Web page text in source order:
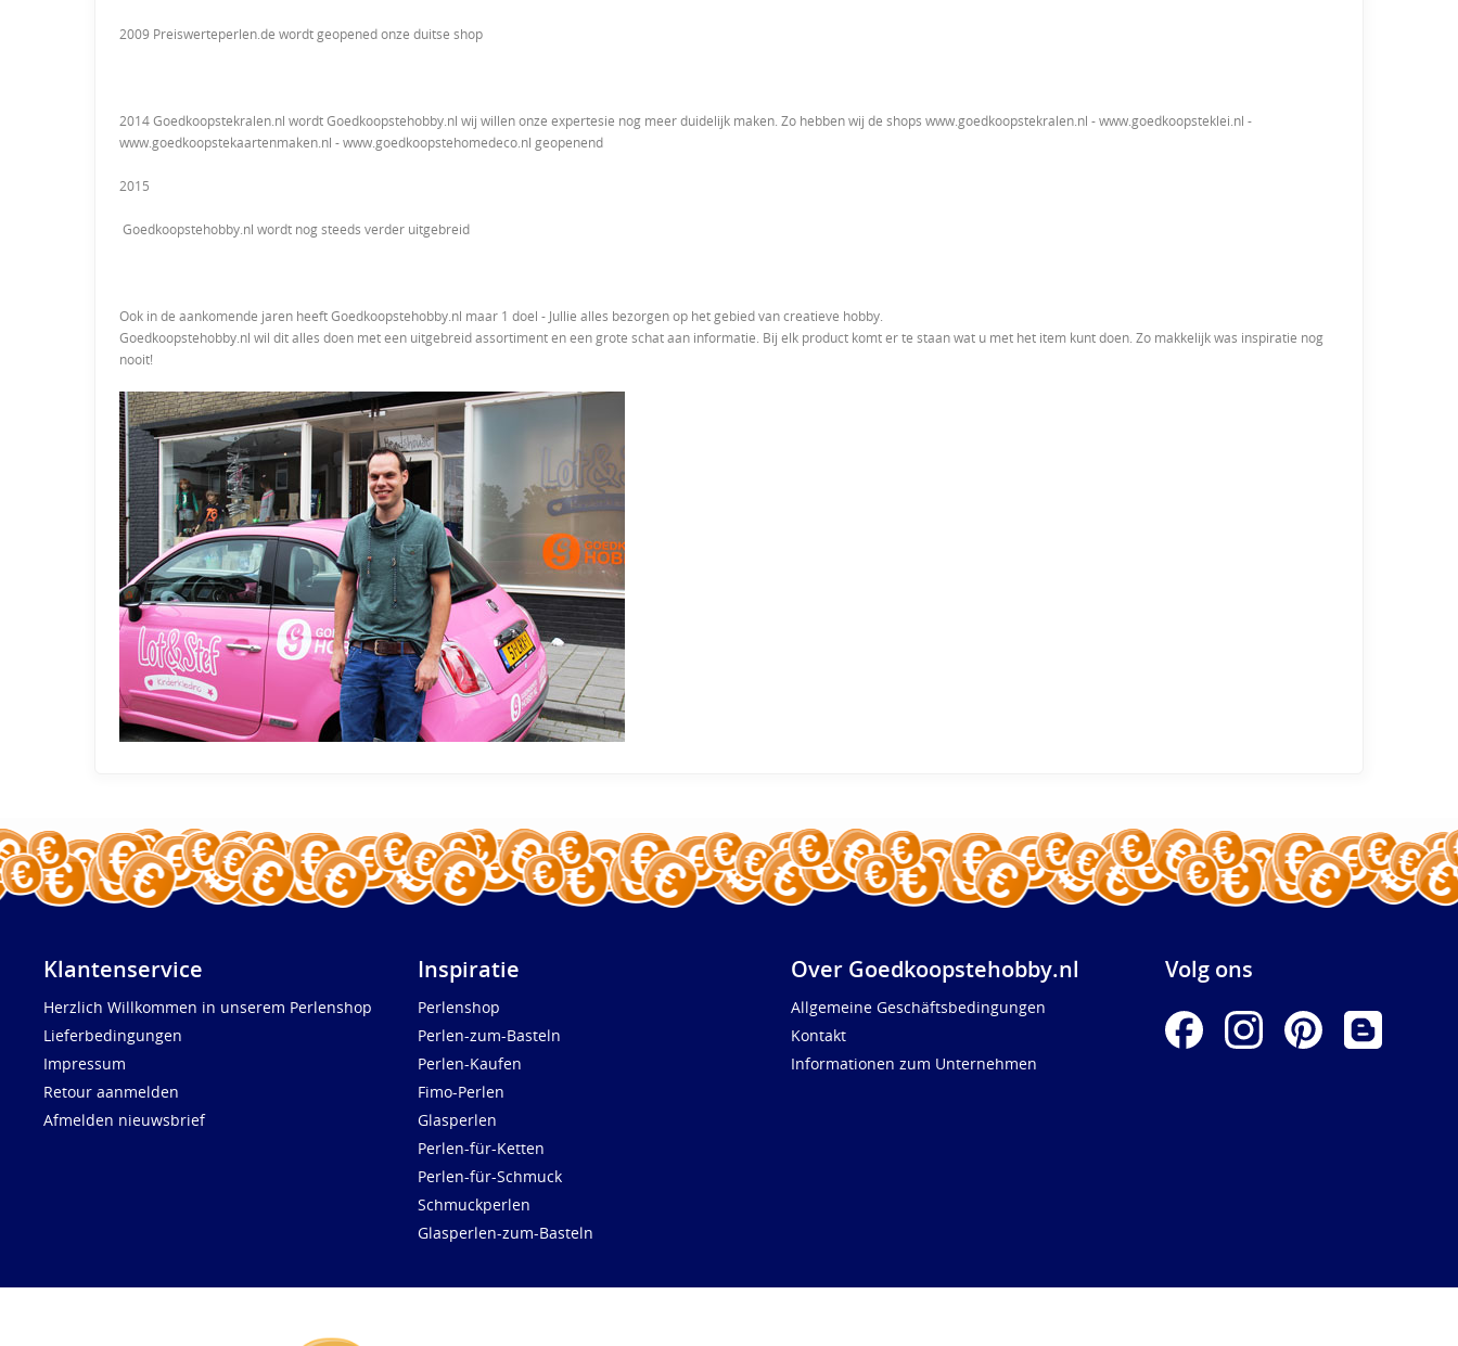
2009 Preiswerteperlen.de wordt geopened onze duitse shop
2014 Goedkoopstekralen.nl wordt Goedkoopstehobby.nl wij willen onze expertesie nog meer duidelijk maken. Zo hebben wij de shops www.goedkoopstekralen.nl - www.goedkoopsteklei.nl -
www.goedkoopstekaartenmaken.nl - www.goedkoopstehomedeco.nl geopenend
2015
Goedkoopstehobby.nl wordt nog steeds verder uitgebreid
Ook in de aankomende jaren heeft Goedkoopstehobby.nl maar 1 doel - Jullie alles bezorgen op het gebied van creatieve hobby.
Goedkoopstehobby.nl wil dit alles doen met een uitgebreid assortiment en een grote schat aan informatie. Bij elk product komt er te staan wat u met het item kunt doen. Zo makkelijk was inspiratie nog
nooit!
Klantenservice
Herzlich Willkommen in unserem Perlenshop
Lieferbedingungen
Impressum
Retour aanmelden
Afmelden nieuwsbrief
Inspiratie
Perlenshop
Perlen-zum-Basteln
Perlen-Kaufen
Fimo-Perlen
Glasperlen
Perlen-für-Ketten
Perlen-für-Schmuck
Schmuckperlen
Glasperlen-zum-Basteln
Over Goedkoopstehobby.nl
Allgemeine Geschäftsbedingungen
Kontakt
Informationen zum Unternehmen
Volg ons